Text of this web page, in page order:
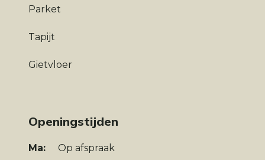
Parket
Tapijt
Gietvloer
Openingstijden
Ma:
Op afspraak